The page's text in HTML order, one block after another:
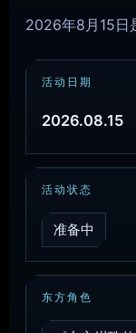
2026年8月15日
活动日期
2026.08.15
活动状态
准备中
东方角色